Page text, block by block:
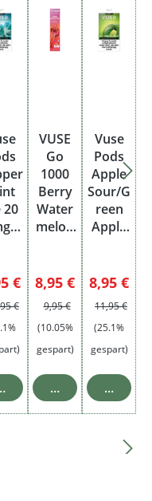
20
€
Preis:
€
den Warenkorb
VUSE
Go
1000
Berry
Water
melon
Zigaret
mg
Verkaufspreis:
8,95 €
Regulärer Preis:
9,95 €
(10.05%
gespart)
In den
Vuse
Pods
Apple
Sour/G
reen
Apple
8,95 €
Regulärer
11,95 €
(25.1%
gespart)
In den